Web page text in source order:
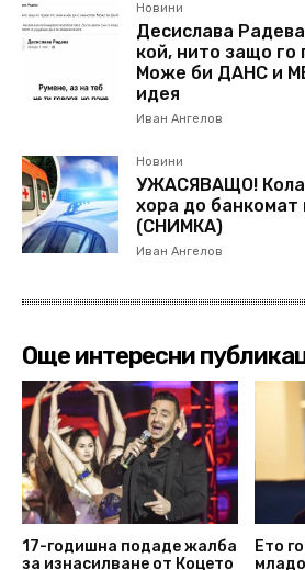
Новини
Десислава
кой, нито защо го
Може би ДАНС и
идея
Иван Ангелов
Новини
УЖАСЯВАЩО! Кола
хора до банкомат
(СНИМКА)
Иван Ангелов
Още интересни
17-годишна подаде жалба
за изнасилване от Коцето
Ето